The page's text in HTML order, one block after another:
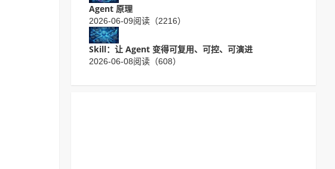
Agent 原理
2026-06-09阅读（2216）
Skill：让 Agent 变得可复用、可控、可演进
2026-06-08阅读（608）